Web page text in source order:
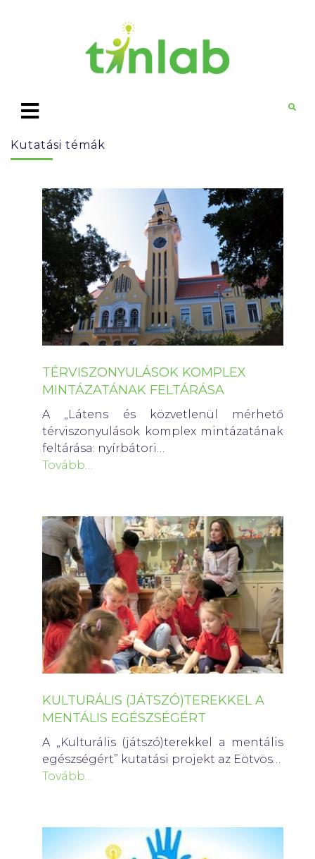
Kutatási témák
TÉRVISZONYULÁSOK KOMPLEX
MINTÁZATÁNAK FELTÁRÁSA
A „Látens és közvetlenül mérhető
térviszonyulások komplex mintázatának
feltárása: nyírbátori…
Tovább…
KULTURÁLIS (JÁTSZÓ)TEREKKEL A
MENTÁLIS EGÉSZSÉGÉRT
A „Kulturális (játszó)terekkel a mentális
egészségért” kutatási projekt az Eötvös…
Tovább…